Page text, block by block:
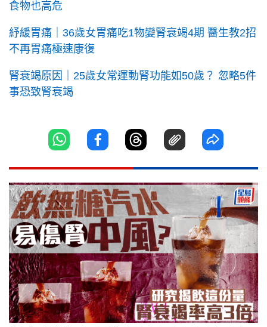
食物也高危
紓緩胃痛｜36歲女胃痛吃1物變腎衰竭4期 醫生教2招
不再胃痛極速康復
腎衰竭原因｜25歲女常運動腎功能如50歲？ 忽略5件
事恐致腎衰竭